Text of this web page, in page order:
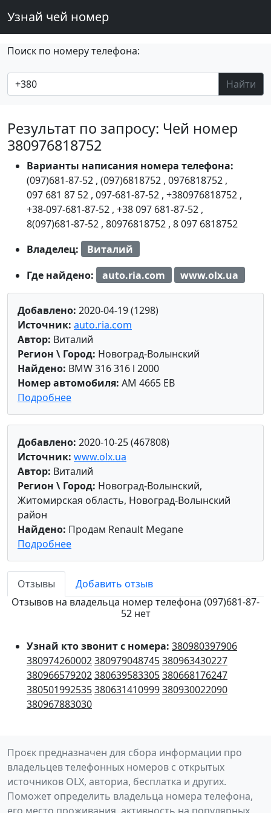
Узнай чей номер
Поиск по номеру телефона:
Найти
Результат по запросу: Чей номер
380976818752
Варианты написания номера телефона:
(097)681-87-52 , (097)6818752 , 0976818752 ,
097 681 87 52 , 097-681-87-52 , +380976818752 ,
+38-097-681-87-52 , +38 097 681-87-52 ,
8(097)681-87-52 , 80976818752 , 8 097 6818752
Владелец:
Виталий
Где найдено:
auto.ria.com www.olx.ua
Добавлено: 2020-04-19 (1298)
Источник: auto.ria.com
Автор: Виталий
Регион \ Город: Новоград-Волынский
Найдено: BMW 316 316 l 2000
Номер автомобиля: AM 4665 EB
Подробнее
Добавлено: 2020-10-25 (467808)
Источник: www.olx.ua
Автор: Виталий
Регион \ Город: Новоград-Волынский,
Житомирская область, Новоград-Волынский
район
Найдено: Продам Renault Megane
Подробнее
Отзывы
Добавить отзыв
Отзывов на владельца номер телефона (097)681-87-
52 нет
Узнай кто звонит с номера: 380980397906
380974260002380979048745380963430227
380966579202380639583305380668176247
380501992535380631410999380930022090
380967883030
Проєк предназначен для сбора информации про
владельцев телефонных номеров с открытых
источников OLX, авториа, бесплатка и других.
Поможет определить владельца номера телефона,